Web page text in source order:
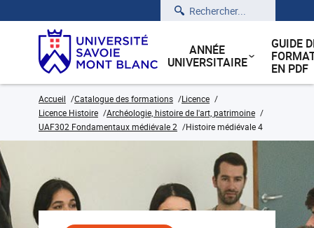
Rechercher
ANNÉE
UNIVERSITAIRE
GUIDE
EN PDF
Accueil Catalogue des formations
Licence
Licence Histoire
Archéologie, histoire de l'art, patrimoine
UAF302 Fondamentaux médiévale 2
Histoire médiévale 4